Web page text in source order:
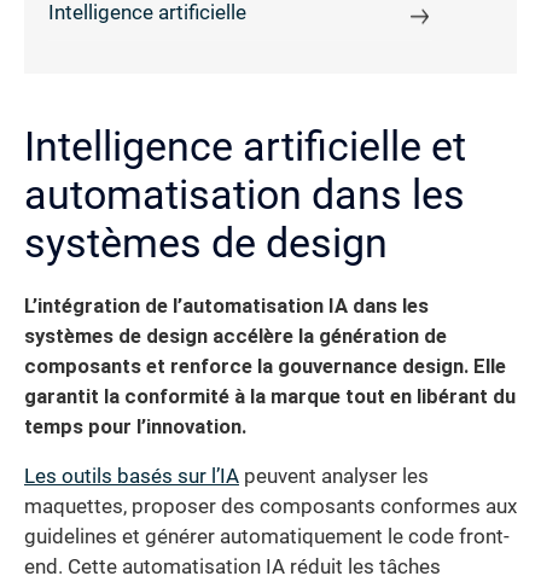
Intelligence artificielle
Intelligence artificielle et
automatisation dans les
systèmes de design
L’intégration de l’automatisation IA dans les
systèmes de design accélère la génération de
composants et renforce la gouvernance design. Elle
garantit la conformité à la marque tout en libérant du
temps pour l’innovation.
Les outils basés sur l’IA peuvent analyser les
maquettes, proposer des composants conformes aux
guidelines et générer automatiquement le code front-
end. Cette automatisation IA réduit les tâches